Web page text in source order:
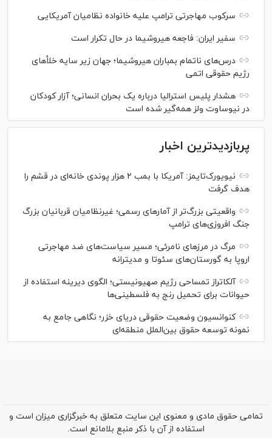
سرکوب مهاجرتی ترامپ علیه خانواده نظامیان آمریکایی
سفیر ایران: فاجعه هیروشیما در حال تکرار است
درس‌های ناتمام بمباران هیروشیما؛ جهان زیر سایه خلأ‌های
رژیم حقوقی اتمی
هشدار پلیس استرالیا درباره یک بحران انسانی؛ آزار کودکان
در نیوساوت ولز همه‌گیر شده است
پربازدیدترین اخبار
نیویورک‌تایمز: آمریکا با بمب ۲ هزار پوندی خانه‌ای در قشم را
هدف گرفت
واقعیتی بزرگ‌تر از آمار‌های رسمی؛ غیرنظامیان قربانیان بزرگ
جنگ افروزی‌های ترامپ
مرگ در مرز‌های نامرئی؛ مسیر سیاست‌های ضد مهاجرتی
اروپا به گورستان‌های سئوتا و مدیترانه
آلکاتراز تمساحی رژیم صهیونیستی؛ الگوی دیرینه استفاده از
حیوانات برای تحمیل رنج به فلسطینی‌ها
کنوانسیون وضعیت حقوقی دریای خزر؛ نگاهی جامع به
نمونه توسعه حقوق بین‌الملل منطقه‌ای
تمامی حقوق مادی و معنوی این سایت متعلق به خبرگزاری میزان است و
استفاده از آن با ذکر منبع بلامانع است.